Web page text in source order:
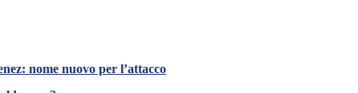
nome nuovo per l’attacco